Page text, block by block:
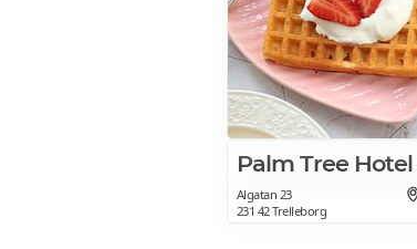
Palm Tree
Algatan 23
231 42 Trelleborg